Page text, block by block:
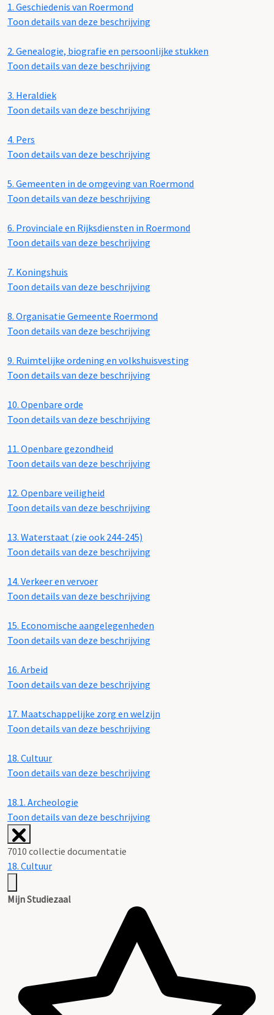
1. Geschiedenis van Roermond
Toon details van deze beschrijving
2. Genealogie, biografie en persoonlijke stukken
Toon details van deze beschrijving
3. Heraldiek
Toon details van deze beschrijving
4. Pers
Toon details van deze beschrijving
5. Gemeenten in de omgeving van Roermond
Toon details van deze beschrijving
6. Provinciale en Rijksdiensten in Roermond
Toon details van deze beschrijving
7. Koningshuis
Toon details van deze beschrijving
8. Organisatie Gemeente Roermond
Toon details van deze beschrijving
9. Ruimtelijke ordening en volkshuisvesting
Toon details van deze beschrijving
10. Openbare orde
Toon details van deze beschrijving
11. Openbare gezondheid
Toon details van deze beschrijving
12. Openbare veiligheid
Toon details van deze beschrijving
13. Waterstaat (zie ook 244-245)
Toon details van deze beschrijving
14. Verkeer en vervoer
Toon details van deze beschrijving
15. Economische aangelegenheden
Toon details van deze beschrijving
16. Arbeid
Toon details van deze beschrijving
17. Maatschappelijke zorg en welzijn
Toon details van deze beschrijving
18. Cultuur
Toon details van deze beschrijving
18.1. Archeologie
Toon details van deze beschrijving
7010 collectie documentatie
18. Cultuur
Mijn Studiezaal